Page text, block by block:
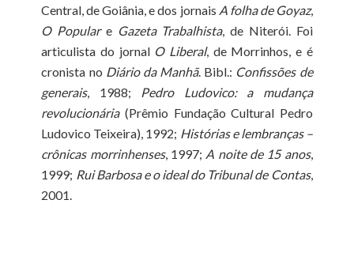
Central, de Goiânia, e dos jornais A folha de Goyaz,
O Populare Gazeta Trabalhista, de Niterói. Foi
articulista do jornal O Liberal, de Morrinhos, e é
cronista no Diário da Manhã. Bibl.: Confissões de
generais, 1988; Pedro Ludovico: a mudança
revolucionária (Prêmio Fundação Cultural Pedro
Ludovico Teixeira), 1992; Histórias e lembranças –
crônicas morrinhenses, 1997; A noite de 15 anos,
1999; Rui Barbosa e o ideal do Tribunal de Contas,
2001.